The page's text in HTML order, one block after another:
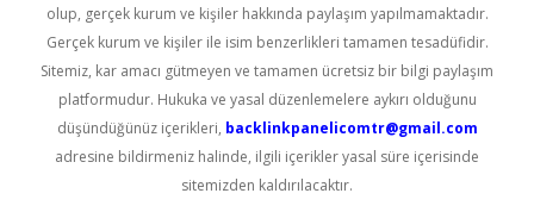
olup, gerçek kurum ve kişiler hakkında paylaşım yapılmamaktadır.
Gerçek kurum ve kişiler ile isim benzerlikleri tamamen tesadüfidir.
Sitemiz, kar amacı gütmeyen ve tamamen ücretsiz bir bilgi paylaşım
platformudur. Hukuka ve yasal düzenlemelere aykırı olduğunu
düşündüğünüz içerikleri, backlinkpanelicomtr@gmail.com
adresine bildirmeniz halinde, ilgili içerikler yasal süre içerisinde
sitemizden kaldırılacaktır.